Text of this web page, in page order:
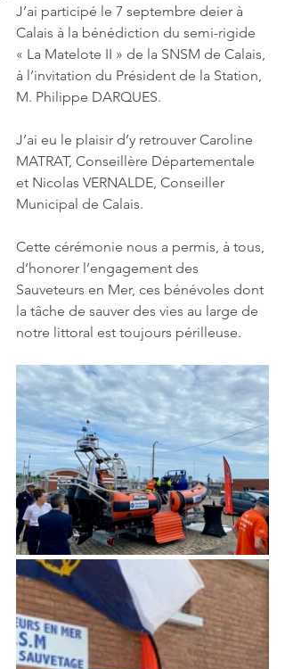
J’ai participé le 7 septembre deier à
Calais à la bénédiction du semi-rigide
« La Matelote II » de la SNSM de Calais,
à l’invitation du Président de la Station,
M. Philippe DARQUES.
J’ai eu le plaisir d’y retrouver Caroline
MATRAT, Conseillère Départementale
et Nicolas VERNALDE, Conseiller
Municipal de Calais.
Cette cérémonie nous a permis, à tous,
d’honorer l’engagement des
Sauveteurs en Mer, ces bénévoles dont
la tâche de sauver des vies au large de
notre littoral est toujours périlleuse.